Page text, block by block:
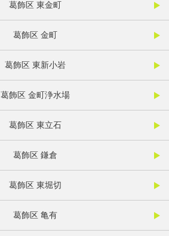
葛飾区 東金町
葛飾区 金町
葛飾区 東新小岩
葛飾区 金町浄水場
葛飾区 東立石
葛飾区 鎌倉
葛飾区 東堀切
葛飾区 亀有